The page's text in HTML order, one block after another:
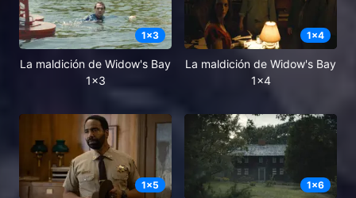
1x3
La maldición de Widow's Bay
1x3
1x4
La maldición de Widow's Bay
1x4
1x5 1x6